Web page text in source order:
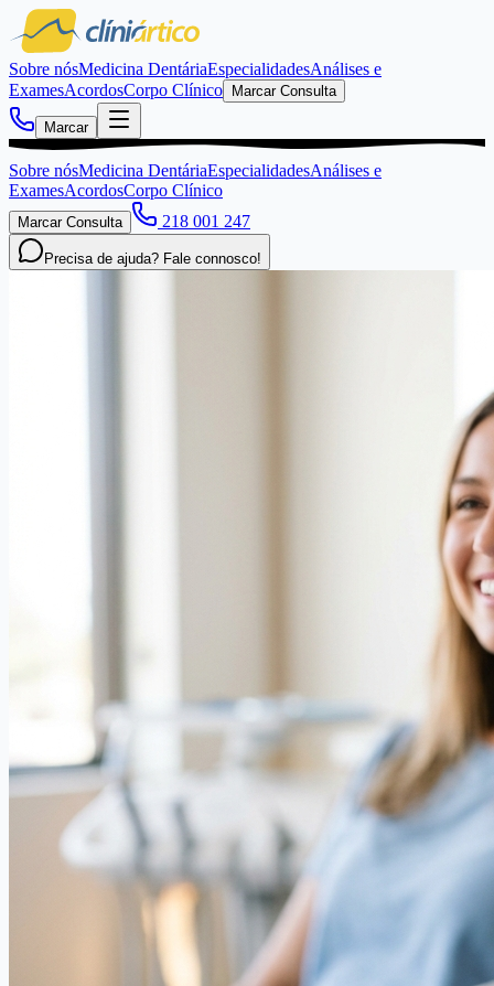
Sobre nósMedicina DentáriaEspecialidadesAnálises e
ExamesAcordosCorpo Clínico Marcar Consulta
Marcar
Sobre nósMedicina DentáriaEspecialidadesAnálises e
ExamesAcordosCorpo Clínico
Marcar Consulta 218 001 247
Precisa de ajuda? Fale connosco!